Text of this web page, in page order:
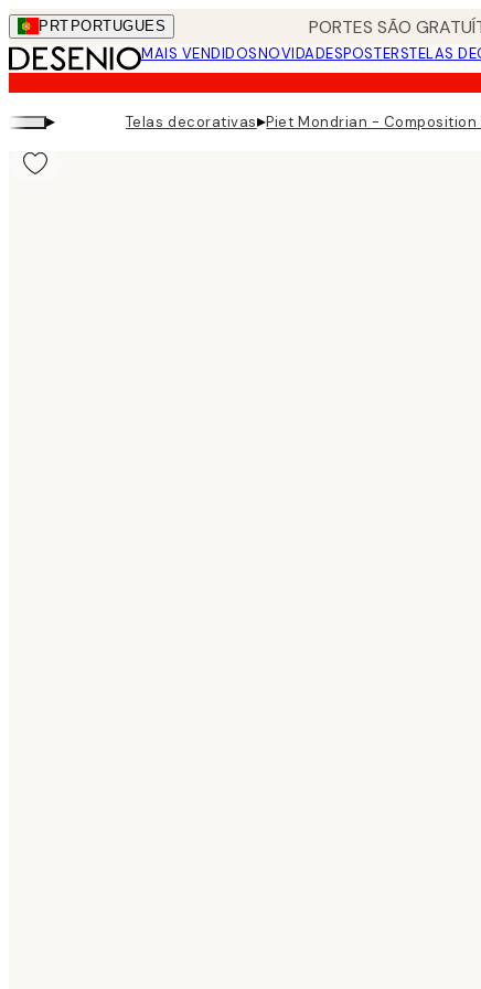
Skip
to
main
content.
PRT PORTUGUES PORTES SÃO
MAIS VENDIDOSNOVIDADESPOSTERSTELAS
▸ Telas decorativas▸Piet Mondrian - Composition